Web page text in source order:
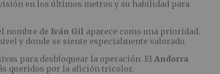
en los últimos metros y su habilidad para
nombre de Iván Gil aparece como una prioridad.
y donde se siente especialmente valorado.
para desbloquear la operación. El Andorra
queridos por la afición tricolor.